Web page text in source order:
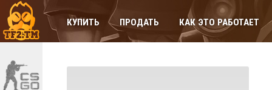
КУПИТЬ ПРОДАТЬ КАК ЭТО РАБОТАЕТ